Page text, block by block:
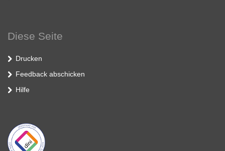
Diese Seite
Drucken
Feedback abschicken
Hilfe